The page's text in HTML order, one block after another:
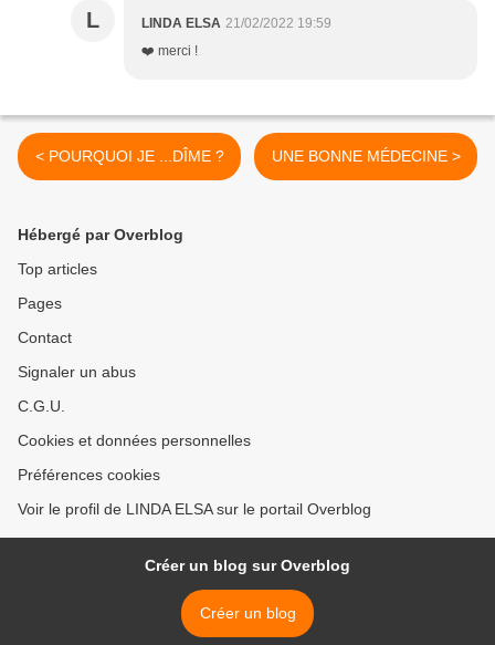
L LINDA ELSA 21/02/2022 19:59
❤️ merci !
< POURQUOI JE ...DÎME ? UNE BONNE MÉDECINE >
Hébergé par Overblog
Top articles
Pages
Contact
Signaler un abus
C.G.U.
Cookies et données personnelles
Préférences cookies
Voir le profil de LINDA ELSA sur le portail Overblog
Créer un blog sur Overblog
Créer un blog